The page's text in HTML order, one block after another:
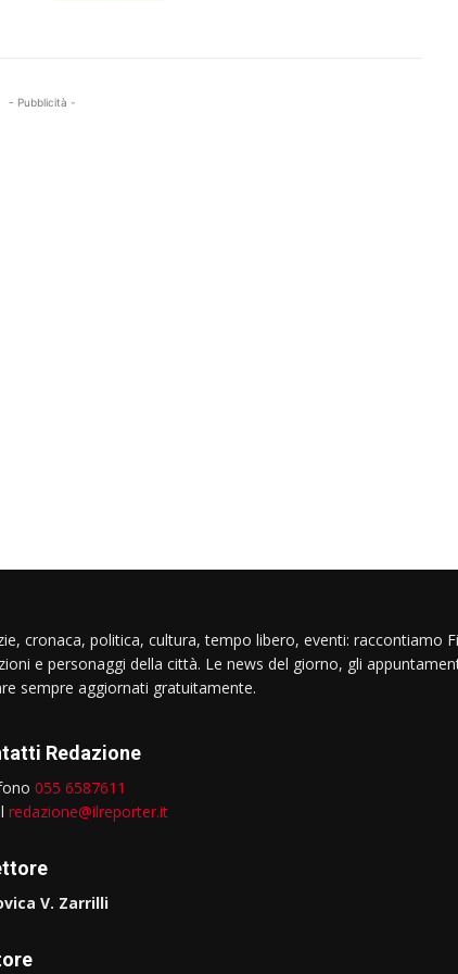
- Pubblicità -
cronaca, politica, cultura, tempo libero, eventi: raccontiamo
e personaggi della città. Le news del giorno, gli
sempre aggiornati gratuitamente.
Redazione
055 6587611
redazione@ilreporter.it
V. Zarrilli